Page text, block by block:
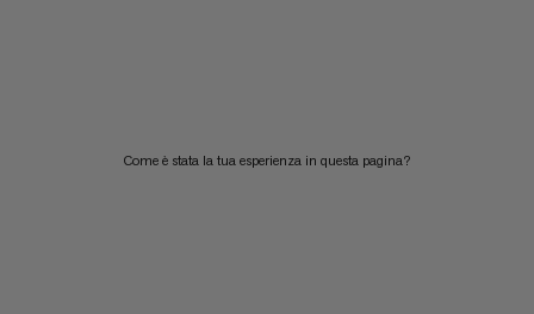
Come è stata la tua esperienza in questa pagina?